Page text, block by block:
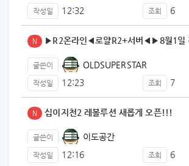
작성일 12:32 조회 6
N ▶️R2온라인◀️로얄R2+서버◀️▶️8월1일
글쓴이 OLDSUPERSTAR
작성일 12:23 조회 7
N 십이지천2 레볼루션 새롭게 오픈!!!
글쓴이 이도공간
작성일 12:16 조회 6